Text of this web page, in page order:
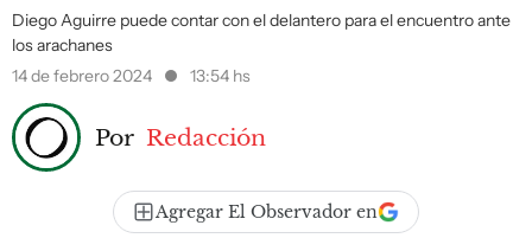
Diego Aguirre puede contar con el delantero para el encuentro ante
los arachanes
14 de febrero 2024
13:54 hs
Por Redacción
Agregar El Observador en